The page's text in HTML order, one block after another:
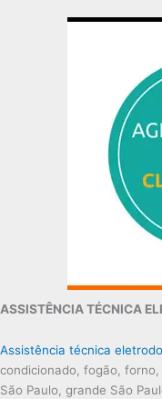
ASSISTÊNCIA TÉCNICA
Assistência técnica
condicionado, fogão,
São Paulo, grande São